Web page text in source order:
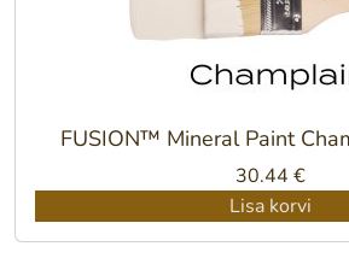
FUSION™ Mineral Paint
30.44 €
Lisa korvi